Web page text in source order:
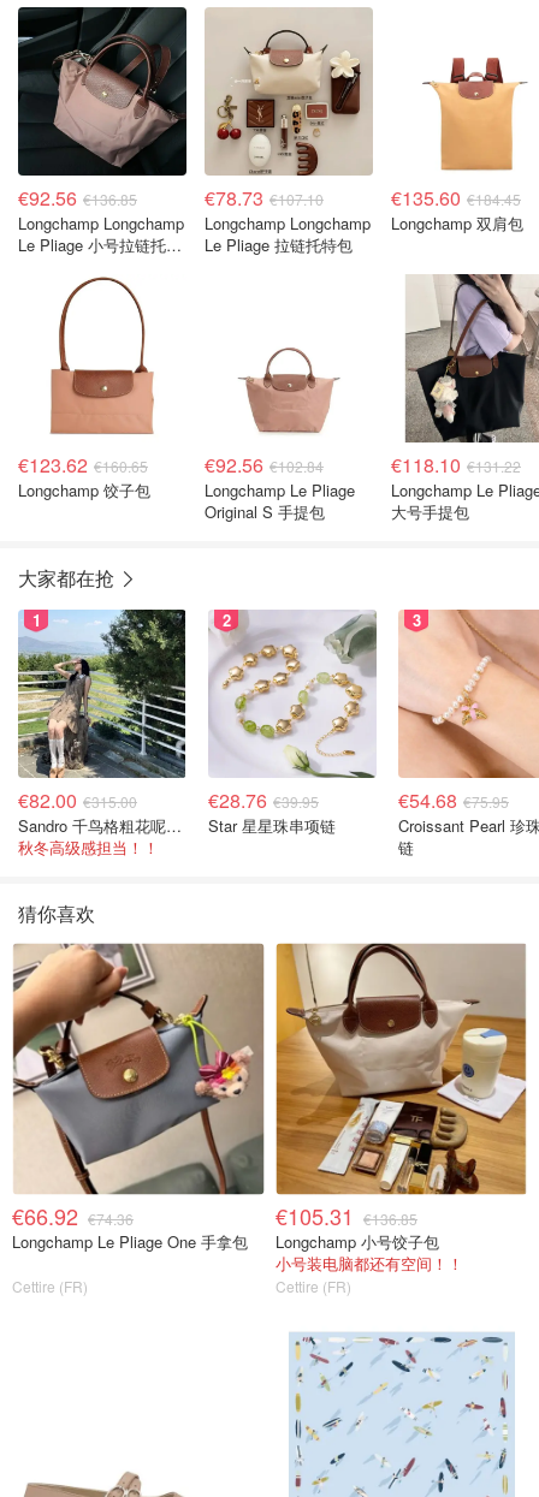
€92.56 €136.85
Longchamp Longchamp
Le Pliage 小号拉链托特
€78.73 €107.10
Longchamp Longchamp
Le Pliage 拉链托特包
€135.60 €184.45
Longchamp 双肩包
€123.62 €160.65
Longchamp 饺子包
€92.56 €102.84
Longchamp Le Pliage
Original S 手提包
€118.10 €131.22
Longchamp Le
大号手提包
大家都在抢
1
€82.00 €315.00
Sandro 千鸟格粗花呢连衣裙
秋冬高级感担当！！
2
€28.76 €39.95
Star 星星珠串项链
3
€54.68 €75.95
Croissant Pearl 珍
链
猜你喜欢
€66.92 €74.36
Longchamp Le Pliage One 手拿包
Cettire (FR)
€105.31 €136.85
Longchamp 小号饺子包
小号装电脑都还有空间！！
Cettire (FR)